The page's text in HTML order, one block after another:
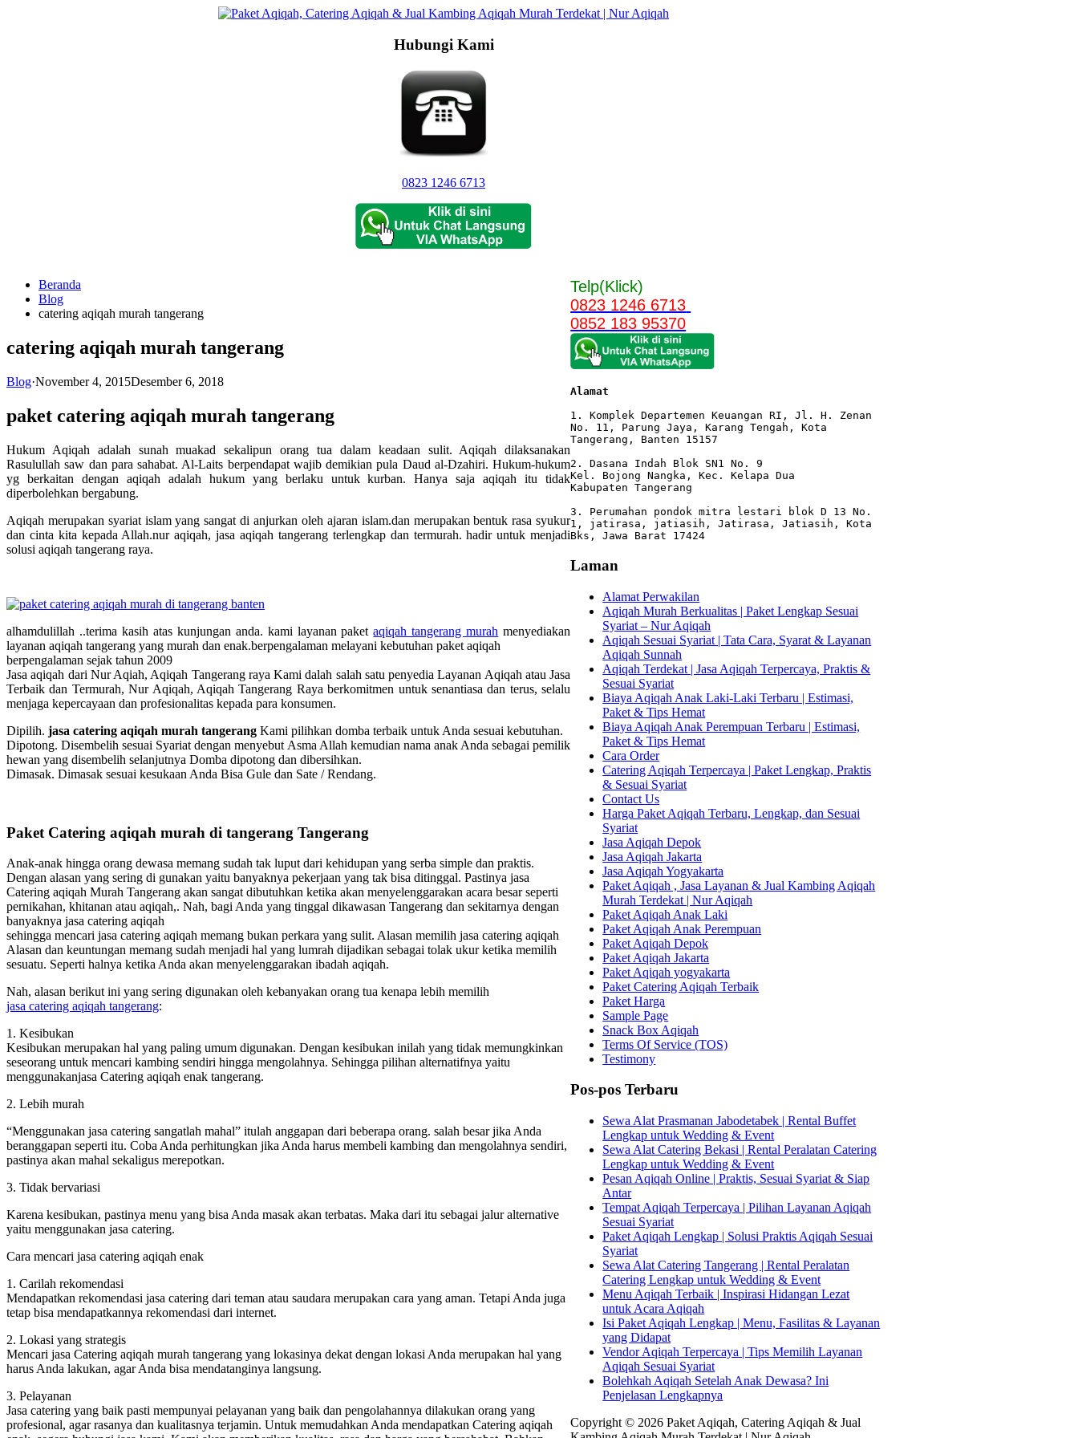
Hubungi Kami
0823 1246 6713
Beranda
Blog
catering aqiqah murah tangerang
catering aqiqah murah tangerang
Blog·November 4, 2015Desember 6, 2018
paket catering aqiqah murah tangerang
Hukum Aqiqah adalah sunah muakad sekalipun orang tua dalam keadaan sulit. Aqiqah dilaksanakan
Rasulullah saw dan para sahabat. Al-Laits berpendapat wajib demikian pula Daud al-Dzahiri. Hukum-hukum
yg berkaitan dengan aqiqah adalah hukum yang berlaku untuk kurban. Hanya saja aqiqah itu tidak
diperbolehkan bergabung.
Aqiqah merupakan syariat islam yang sangat di anjurkan oleh ajaran islam.dan merupakan bentuk rasa syukur
dan cinta kita kepada Allah.nur aqiqah, jasa aqiqah tangerang terlengkap dan termurah. hadir untuk menjadi
solusi aqiqah tangerang raya.
alhamdulillah ..terima kasih atas kunjungan anda. kami layanan paketaqiqah tangerang murah menyediakan
layanan aqiqah tangerang yang murah dan enak.berpengalaman melayani kebutuhan paket aqiqah
berpengalaman sejak tahun 2009
Jasa aqiqah dari Nur Aqiah, Aqiqah Tangerang raya Kami dalah salah satu penyedia Layanan Aqiqah atau Jasa
Terbaik dan Termurah, Nur Aqiqah, Aqiqah Tangerang Raya berkomitmen untuk senantiasa dan terus, selalu
menjaga kepercayaan dan profesionalitas kepada para konsumen.
Dipilih. jasa catering aqiqah murah tangerang Kami pilihkan domba terbaik untuk Anda sesuai kebutuhan.
Dipotong. Disembelih sesuai Syariat dengan menyebut Asma Allah kemudian nama anak Anda sebagai pemilik
hewan yang disembelih selanjutnya Domba dipotong dan dibersihkan.
Dimasak. Dimasak sesuai kesukaan Anda Bisa Gule dan Sate / Rendang.
Paket Catering aqiqah murah di tangerang Tangerang
Anak-anak hingga orang dewasa memang sudah tak luput dari kehidupan yang serba simple dan praktis.
Dengan alasan yang sering di gunakan yaitu banyaknya pekerjaan yang tak bisa ditinggal. Pastinya jasa
Catering aqiqah Murah Tangerang akan sangat dibutuhkan ketika akan menyelenggarakan acara besar seperti
pernikahan, khitanan atau aqiqah,. Nah, bagi Anda yang tinggal dikawasan Tangerang dan sekitarnya dengan
banyaknya jasa catering aqiqah
sehingga mencari jasa catering aqiqah memang bukan perkara yang sulit. Alasan memilih jasa catering aqiqah
Alasan dan keuntungan memang sudah menjadi hal yang lumrah dijadikan sebagai tolak ukur ketika memilih
sesuatu. Seperti halnya ketika Anda akan menyelenggarakan ibadah aqiqah.
Nah, alasan berikut ini yang sering digunakan oleh kebanyakan orang tua kenapa lebih memilih
jasa catering aqiqah tangerang:
1. Kesibukan
Kesibukan merupakan hal yang paling umum digunakan. Dengan kesibukan inilah yang tidak memungkinkan
seseorang untuk mencari kambing sendiri hingga mengolahnya. Sehingga pilihan alternatifnya yaitu
menggunakanjasa Catering aqiqah enak tangerang.
2. Lebih murah
“Menggunakan jasa catering sangatlah mahal” itulah anggapan dari beberapa orang. salah besar jika Anda
beranggapan seperti itu. Coba Anda perhitungkan jika Anda harus membeli kambing dan mengolahnya sendiri,
pastinya akan mahal sekaligus merepotkan.
3. Tidak bervariasi
Karena kesibukan, pastinya menu yang bisa Anda masak akan terbatas. Maka dari itu sebagai jalur alternative
yaitu menggunakan jasa catering.
Cara mencari jasa catering aqiqah enak
1. Carilah rekomendasi
Mendapatkan rekomendasi jasa catering dari teman atau saudara merupakan cara yang aman. Tetapi Anda juga
tetap bisa mendapatkannya rekomendasi dari internet.
2. Lokasi yang strategis
Mencari jasa Catering aqiqah murah tangerang yang lokasinya dekat dengan lokasi Anda merupakan hal yang
harus Anda lakukan, agar Anda bisa mendatanginya langsung.
3. Pelayanan
Jasa catering yang baik pasti mempunyai pelayanan yang baik dan pengolahannya dilakukan orang yang
profesional, agar rasanya dan kualitasnya terjamin. Untuk memudahkan Anda mendapatkan Catering aqiqah
Telp(Klick)
0823 1246 6713
0852 183 95370
Alamat
1. Komplek Departemen Keuangan RI, Jl. H. Zenan
No. 11, Parung Jaya, Karang Tengah, Kota
Tangerang, Banten 15157
2. Dasana Indah Blok SN1 No. 9
Kel. Bojong Nangka, Kec. Kelapa Dua
Kabupaten Tangerang
3. Perumahan pondok mitra lestari blok D 13 No.
1, jatirasa, jatiasih, Jatirasa, Jatiasih, Kota
Bks, Jawa Barat 17424
Laman
Alamat Perwakilan
Aqiqah Murah Berkualitas | Paket Lengkap Sesuai
Syariat – Nur Aqiqah
Aqiqah Sesuai Syariat | Tata Cara, Syarat & Layanan
Aqiqah Sunnah
Aqiqah Terdekat | Jasa Aqiqah Terpercaya, Praktis &
Sesuai Syariat
Biaya Aqiqah Anak Laki-Laki Terbaru | Estimasi,
Paket & Tips Hemat
Biaya Aqiqah Anak Perempuan Terbaru | Estimasi,
Paket & Tips Hemat
Cara Order
Catering Aqiqah Terpercaya | Paket Lengkap, Praktis
& Sesuai Syariat
Contact Us
Harga Paket Aqiqah Terbaru, Lengkap, dan Sesuai
Syariat
Jasa Aqiqah Depok
Jasa Aqiqah Jakarta
Jasa Aqiqah Yogyakarta
Paket Aqiqah , Jasa Layanan & Jual Kambing Aqiqah
Murah Terdekat | Nur Aqiqah
Paket Aqiqah Anak Laki
Paket Aqiqah Anak Perempuan
Paket Aqiqah Depok
Paket Aqiqah Jakarta
Paket Aqiqah yogyakarta
Paket Catering Aqiqah Terbaik
Paket Harga
Sample Page
Snack Box Aqiqah
Terms Of Service (TOS)
Testimony
Pos-pos Terbaru
Sewa Alat Prasmanan Jabodetabek | Rental Buffet
Lengkap untuk Wedding & Event
Sewa Alat Catering Bekasi | Rental Peralatan Catering
Lengkap untuk Wedding & Event
Pesan Aqiqah Online | Praktis, Sesuai Syariat & Siap
Antar
Tempat Aqiqah Terpercaya | Pilihan Layanan Aqiqah
Sesuai Syariat
Paket Aqiqah Lengkap | Solusi Praktis Aqiqah Sesuai
Syariat
Sewa Alat Catering Tangerang | Rental Peralatan
Catering Lengkap untuk Wedding & Event
Menu Aqiqah Terbaik | Inspirasi Hidangan Lezat
untuk Acara Aqiqah
Isi Paket Aqiqah Lengkap | Menu, Fasilitas & Layanan
yang Didapat
Vendor Aqiqah Terpercaya | Tips Memilih Layanan
Aqiqah Sesuai Syariat
Bolehkah Aqiqah Setelah Anak Dewasa? Ini
Penjelasan Lengkapnya
Copyright © 2026 Paket Aqiqah, Catering Aqiqah & Jual